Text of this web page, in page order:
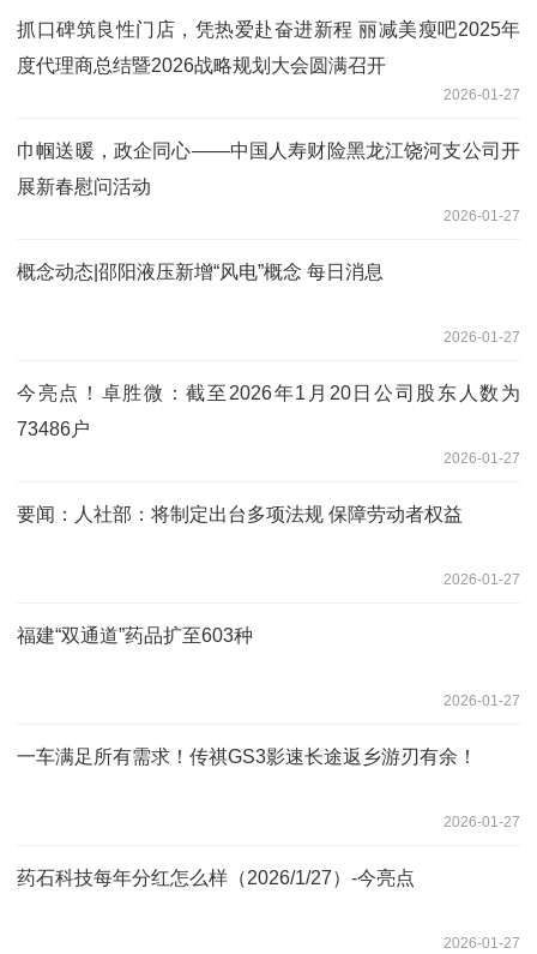
抓口碑筑良性门店，凭热爱赴奋进新程 丽减美瘦吧2025年
度代理商总结暨2026战略规划大会圆满召开
2026-01-27
巾帼送暖，政企同心——中国人寿财险黑龙江饶河支公司开
展新春慰问活动
2026-01-27
概念动态|邵阳液压新增“风电”概念 每日消息
2026-01-27
今亮点！卓胜微：截至2026年1月20日公司股东人数为
73486户
2026-01-27
要闻：人社部：将制定出台多项法规 保障劳动者权益
2026-01-27
福建“双通道”药品扩至603种
2026-01-27
一车满足所有需求！传祺GS3影速长途返乡游刃有余！
2026-01-27
药石科技每年分红怎么样（2026/1/27）-今亮点
2026-01-27